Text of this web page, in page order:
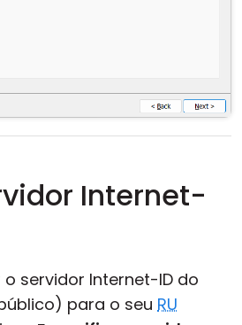
Internet-
servidor Internet-ID do
para o seu RU